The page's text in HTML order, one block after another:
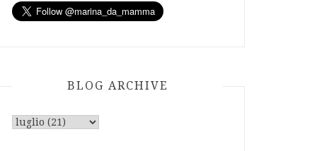
BLOG ARCHIVE